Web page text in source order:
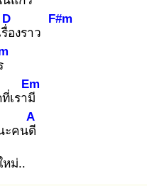
อ
D
งราว
F#m
เรามี
Em
ะคนดี
A
หม่..